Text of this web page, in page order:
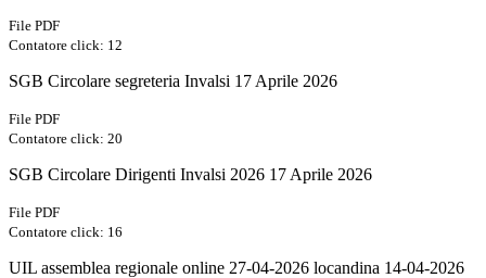
File PDF
Contatore click: 12
SGB Circolare segreteria Invalsi 17 Aprile 2026
File PDF
Contatore click: 20
SGB Circolare Dirigenti Invalsi 2026 17 Aprile 2026
File PDF
Contatore click: 16
UIL assemblea regionale online 27-04-2026 locandina 14-04-2026